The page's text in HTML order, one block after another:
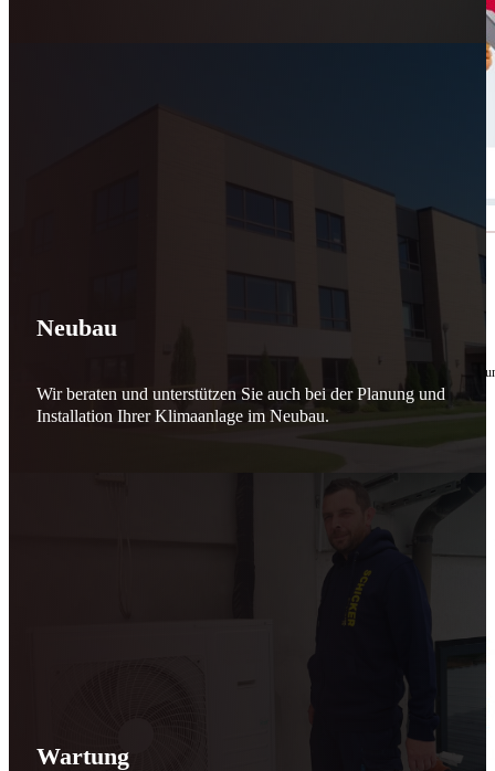
10. Februar 2026
für Sicherheit, Vertrauen
Effizient arbeiten. Ressourcen schonen. Zukunft sichern.
Nicht als Pflicht, sondern aus Überzeugung.
Neubau
Wir beraten und unterstützen Sie auch bei der Planung und
Installation Ihrer Klimaanlage im Neubau.
Wartung